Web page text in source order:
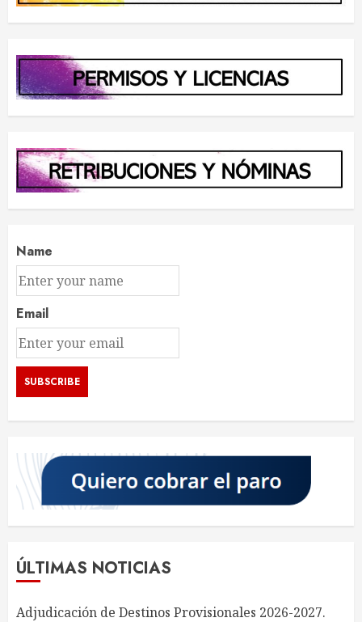
Name
Email
ÚLTIMAS NOTICIAS
Adjudicación de Destinos Provisionales 2026-2027.